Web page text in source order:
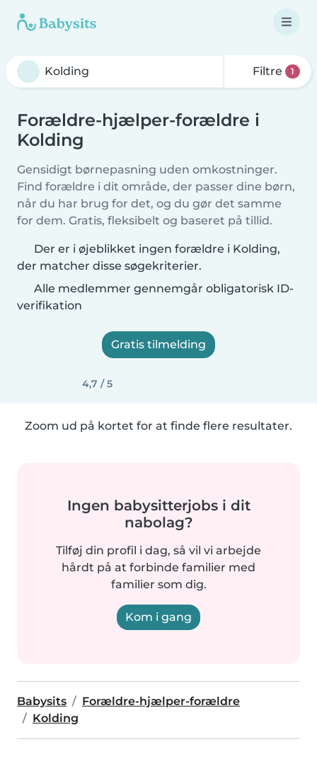
Filtre 1
Forældre-hjælper-forældre i
Kolding
Gensidigt børnepasning uden omkostninger.
Find forældre i dit område, der passer dine børn,
når du har brug for det, og du gør det samme
for dem. Gratis, fleksibelt og baseret på tillid.
Der er i øjeblikket ingen forældre i Kolding,
der matcher disse søgekriterier.
Alle medlemmer gennemgår obligatorisk ID-
verifikation
Gratis tilmelding
4,7 / 5
Zoom ud på kortet for at finde flere resultater.
Ingen babysitterjobs i dit
nabolag?
Tilføj din profil i dag, så vil vi arbejde
hårdt på at forbinde familier med
familier som dig.
Kom i gang
Babysits
Forældre-hjælper-forældre
Kolding